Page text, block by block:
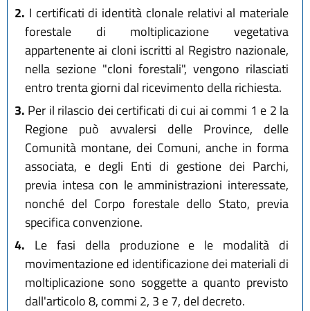
2. I certificati di identità clonale relativi al materiale
forestale di moltiplicazione vegetativa
appartenente ai cloni iscritti al Registro nazionale,
nella sezione "cloni forestali", vengono rilasciati
entro trenta giorni dal ricevimento della richiesta.
3. Per il rilascio dei certificati di cui ai commi 1 e 2 la
Regione può avvalersi delle Province, delle
Comunità montane, dei Comuni, anche in forma
associata, e degli Enti di gestione dei Parchi,
previa intesa con le amministrazioni interessate,
nonché del Corpo forestale dello Stato, previa
specifica convenzione.
4. Le fasi della produzione e le modalità di
movimentazione ed identificazione dei materiali di
moltiplicazione sono soggette a quanto previsto
dall'articolo 8, commi 2, 3 e 7, del decreto.